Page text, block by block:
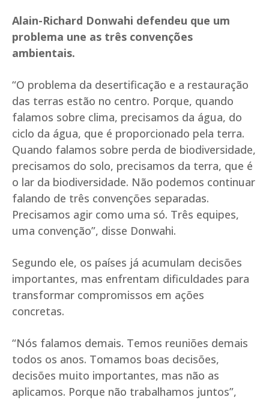
Alain-Richard Donwahi defendeu que um
problema une as três convenções
ambientais.
“O problema da desertificação e a restauração
das terras estão no centro. Porque, quando
falamos sobre clima, precisamos da água, do
ciclo da água, que é proporcionado pela terra.
Quando falamos sobre perda de biodiversidade,
precisamos do solo, precisamos da terra, que é
o lar da biodiversidade. Não podemos continuar
falando de três convenções separadas.
Precisamos agir como uma só. Três equipes,
uma convenção”, disse Donwahi.
Segundo ele, os países já acumulam decisões
importantes, mas enfrentam dificuldades para
transformar compromissos em ações
concretas.
“Nós falamos demais. Temos reuniões demais
todos os anos. Tomamos boas decisões,
decisões muito importantes, mas não as
aplicamos. Porque não trabalhamos juntos”,